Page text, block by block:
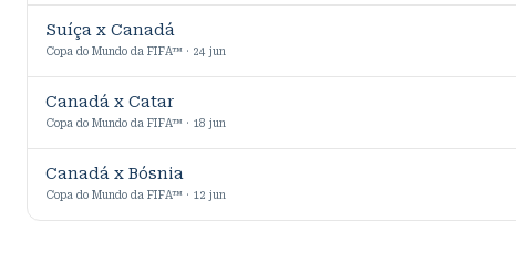
Suíça x Canadá
Copa do Mundo da FIFA™ · 24 jun
Canadá x Catar
Copa do Mundo da FIFA™ · 18 jun
Canadá x Bósnia
Copa do Mundo da FIFA™ · 12 jun